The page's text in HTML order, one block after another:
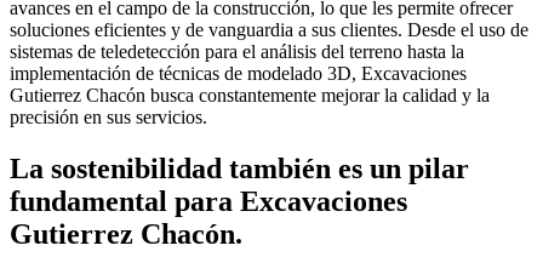
avances en el campo de la construcción, lo que les permite ofrecer
soluciones eficientes y de vanguardia a sus clientes. Desde el uso de
sistemas de teledetección para el análisis del terreno hasta la
implementación de técnicas de modelado 3D, Excavaciones
Gutierrez Chacón busca constantemente mejorar la calidad y la
precisión en sus servicios.
La sostenibilidad también es un pilar
fundamental para Excavaciones
Gutierrez Chacón.